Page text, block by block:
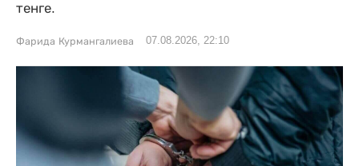
тенге.
Фарида Курмангалиева 07.08.2026, 22:10